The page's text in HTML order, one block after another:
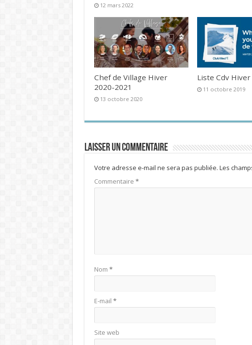
12 mars 2022
Chef de Village Hiver
2020-2021
13 octobre 2020
Liste Cdv
11 octobre 2019
Laisser un commentaire
Votre adresse e-mail ne sera pas publiée. Les
Commentaire *
Nom *
E-mail *
Site web